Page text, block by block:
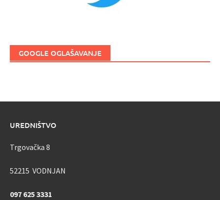
GOOGLE OGLAŠAVANJE
UREDNIŠTVO
Trgovačka 8
52215 VODNJAN
097 625 3331